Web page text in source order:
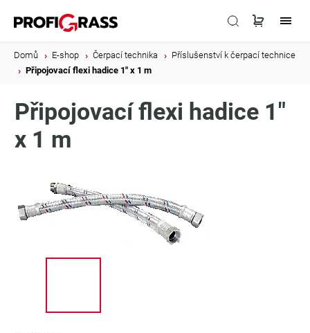
Domů E-shop Čerpací technika
Příslušenství k čerpací technice
Připojovací flexi hadice 1" x 1 m
Připojovací flexi hadice 1"
x 1 m